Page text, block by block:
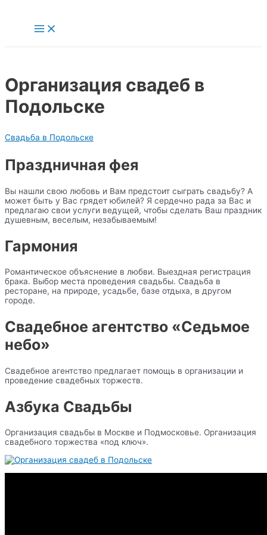
содержимому
Main
Menu
Организация свадеб в
Подольске
Свадьба в Подольске
Праздничная фея
Вы нашли свою любовь и Вам предстоит сыграть свадьбу? А
может быть у Вас грядет юбилей? Я сердечно рада за Вас и
предлагаю свои услуги ведущей, чтобы сделать Ваш праздник
душевным, веселым, незабываемым!
Гармония
Романтическое объяснение в любви. Выездная регистрация
брака. Выбор места проведения свадьбы. Свадьба в
ресторане, на природе, усадьбе, базе отдыха, в другом
городе.
Свадебное агентство «Седьмое
небо»
Свадебное агентство предлагает помощь в организации и
проведение свадебных торжеств.
Азбука Свадьбы
Организация свадьбы в Москве и Подмосковье. Организация
свадебного торжества «под ключ».